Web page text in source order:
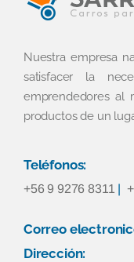
Nuestra empresa
satisfacer la
emprendedores al
productos de un
Teléfonos:
+56 9 9276 8311 |
Correo
Dirección: